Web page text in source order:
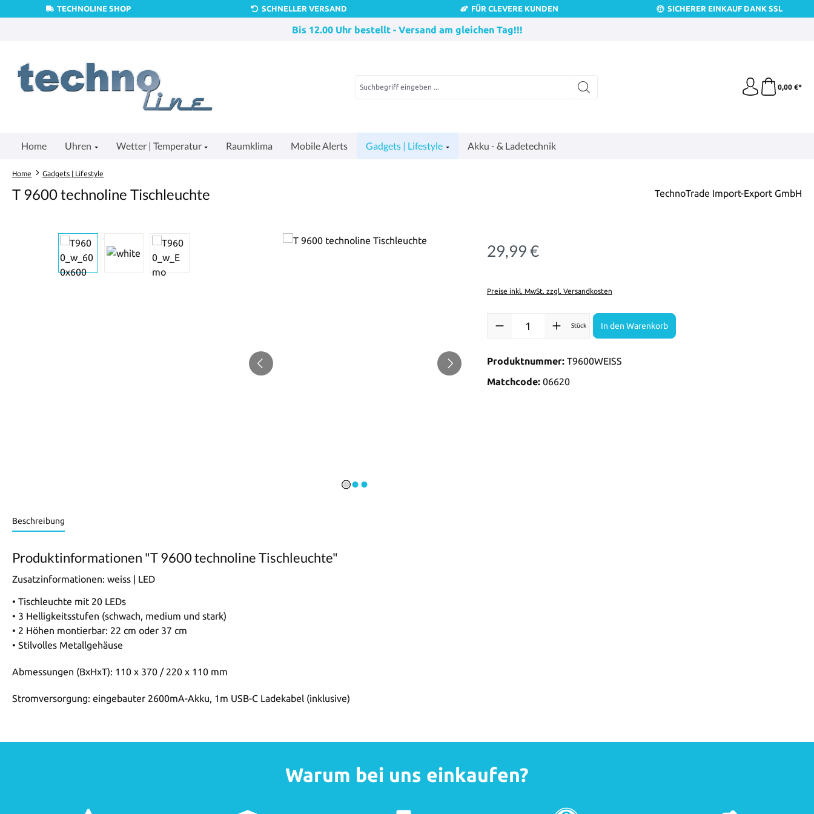
Hauptinhalt springen
Zur Suche springen
Zur Hauptnavigation springen
TECHNOLINE SHOP SCHNELLER VERSAND FÜR CLEVERE KUNDEN SICHERER EINKAUF DANK SSL
Bis 12.00 Uhr bestellt - Versand am gleichen Tag!!!
0,00 €*
Home Uhren Wetter | Temperatur Raumklima Mobile Alerts Gadgets | Lifestyle Akku - & Ladetechnik
Home Gadgets | Lifestyle
T 9600 technoline Tischleuchte TechnoTrade Import-Export GmbH
Regulärer Preis:
29,99 €
Preise inkl. MwSt. zzgl. Versandkosten
Produkt Anzahl: Gib den gewünschten Wert ein oder benutze die
Stück In den Warenkorb
Produktnummer: T9600WEISS
Matchcode: 06620
Beschreibung
Produktinformationen "T 9600 technoline Tischleuchte"
Zusatzinformationen: weiss | LED
• Tischleuchte mit 20 LEDs
• 3 Helligkeitsstufen (schwach, medium und stark)
• 2 Höhen montierbar: 22 cm oder 37 cm
• Stilvolles Metallgehäuse
Abmessungen (BxHxT): 110 x 370 / 220 x 110 mm
Stromversorgung: eingebauter 2600mA-Akku, 1m USB-C Ladekabel (inklusive)
Warum bei uns einkaufen?